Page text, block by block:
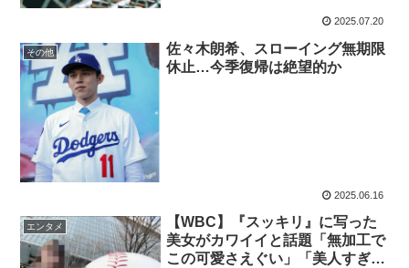
2025.07.20
その他
佐々木朗希、スローイング無期限
休止…今季復帰は絶望的か
2025.06.16
エンタメ
【WBC】『スッキリ』に写った
美女がカワイイと話題「無加工で
この可愛さえぐい」「美人すぎ